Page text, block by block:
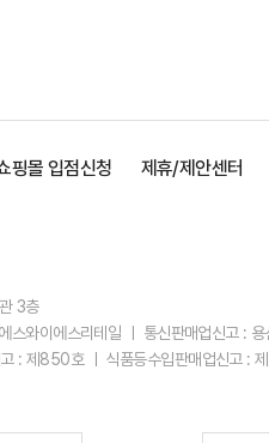
핑몰 입점신청 제휴/제안센터
3층
와이에스리테일 ㅣ 통신판매업신고 :
: 제850호 ㅣ 식품등수입판매업신고 :